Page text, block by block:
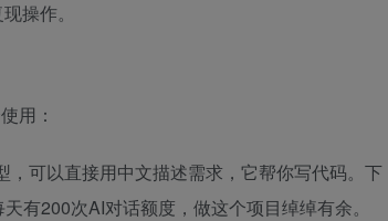
操作。
用：
，可以直接用中文描述需求，它帮你写代码。下
有200次AI对话额度，做这个项目绰绰有余。